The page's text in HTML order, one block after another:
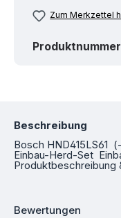
Zum Merkzettel
Beschreibung
Bosch HND415LS61
Einbau-Herd-Set
Produktbeschreibung
Bewertungen